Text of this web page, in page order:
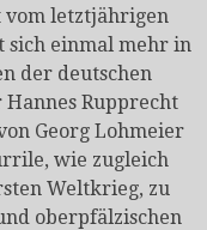
vom letztjährigen
sich einmal mehr in
der deutschen
Hannes Rupprecht
Georg Lohmeier
wie zugleich
Weltkrieg, zu
oberpfälzischen